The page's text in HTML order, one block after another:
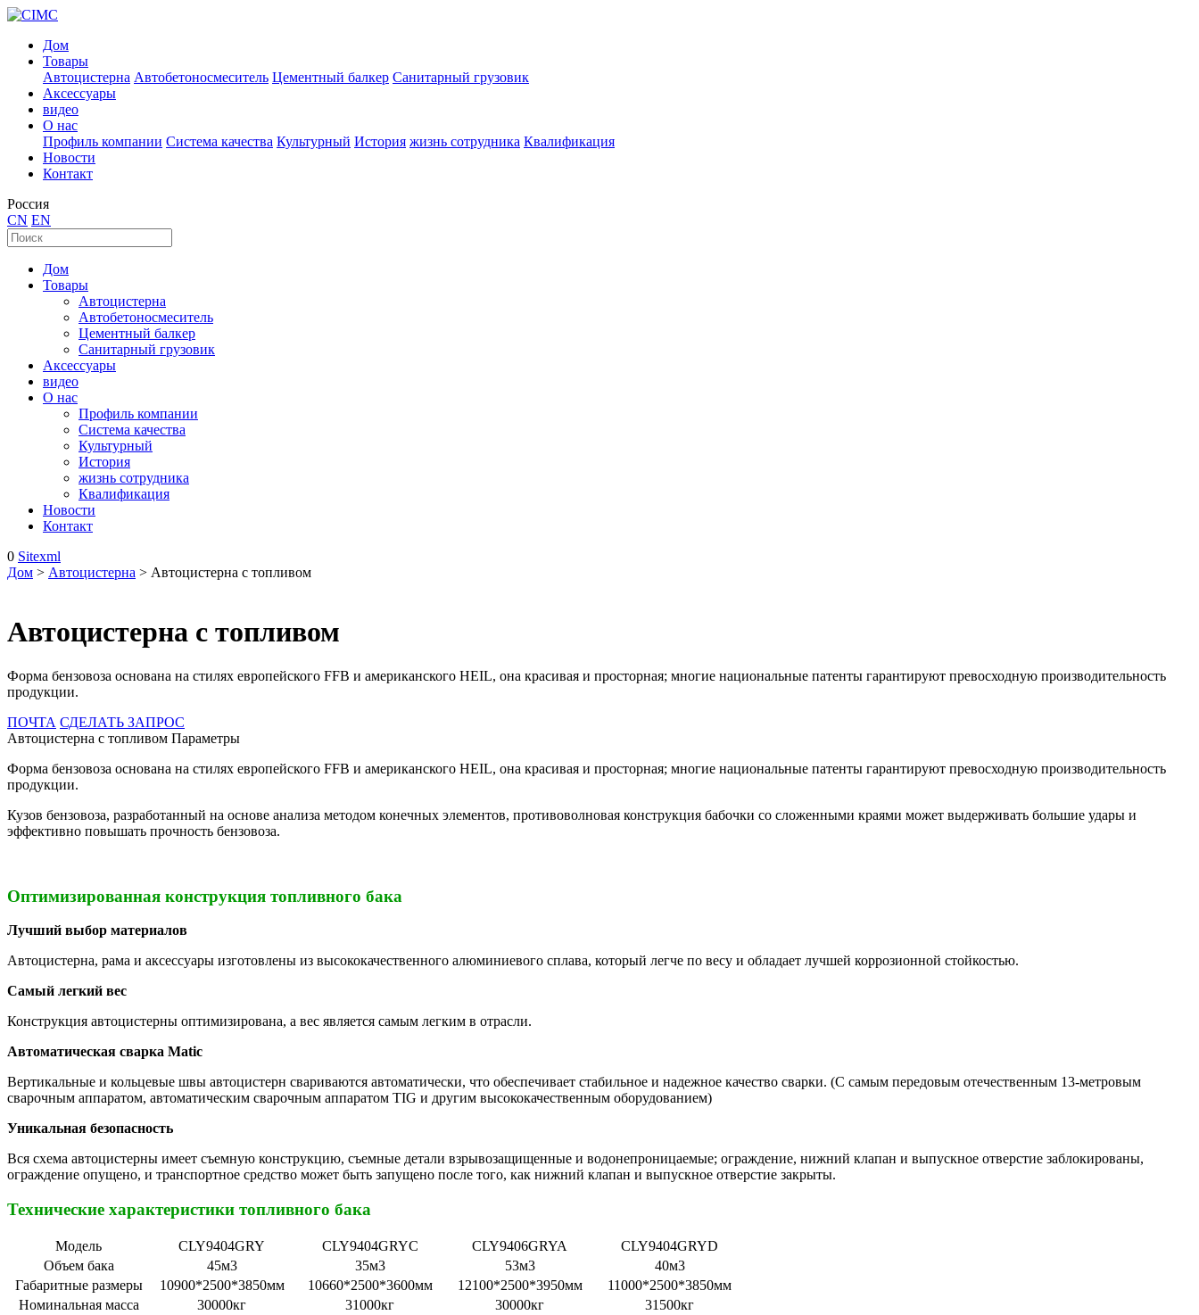
Дом
Товары
Автоцистерна Автобетоносмеситель Цементный балкер Санитарный грузовик
Аксессуары
видео
О нас
Профиль компании Система качества Культурный История жизнь сотрудника Квалификация
Новости
Контакт
Россия
CN EN
Дом
Товары
Автоцистерна
Автобетоносмеситель
Цементный балкер
Санитарный грузовик
Аксессуары
видео
О нас
Профиль компании
Система качества
Культурный
История
жизнь сотрудника
Квалификация
Новости
Контакт
0 Sitexml
Дом > Автоцистерна > Автоцистерна с топливом
Автоцистерна с топливом
Форма бензовоза основана на стилях европейского FFB и американского HEIL, она красивая и просторная; многие национальные патенты гарантируют превосходную производительность
продукции.
ПОЧТА СДЕЛАТЬ ЗАПРОС
Автоцистерна с топливом Параметры
Форма бензовоза основана на стилях европейского FFB и американского HEIL, она красивая и просторная; многие национальные патенты гарантируют превосходную производительность
продукции.
Кузов бензовоза, разработанный на основе анализа методом конечных элементов, противоволновая конструкция бабочки со сложенными краями может выдерживать большие удары и
эффективно повышать прочность бензовоза.
Оптимизированная конструкция топливного бака
Лучший выбор материалов
Автоцистерна, рама и аксессуары изготовлены из высококачественного алюминиевого сплава, который легче по весу и обладает лучшей коррозионной стойкостью.
Самый легкий вес
Конструкция автоцистерны оптимизирована, а вес является самым легким в отрасли.
Автоматическая сварка Matic
Вертикальные и кольцевые швы автоцистерн свариваются автоматически, что обеспечивает стабильное и надежное качество сварки. (С самым передовым отечественным 13-метровым
сварочным аппаратом, автоматическим сварочным аппаратом TIG и другим высококачественным оборудованием)
Уникальная безопасность
Вся схема автоцистерны имеет съемную конструкцию, съемные детали взрывозащищенные и водонепроницаемые; ограждение, нижний клапан и выпускное отверстие заблокированы,
ограждение опущено, и транспортное средство может быть запущено после того, как нижний клапан и выпускное отверстие закрыты.
Технические характеристики топливного бака
Модель CLY9404GRY CLY9404GRYC CLY9406GRYA
CLY9404GRYD
Объем бака
45м3 35м3 53м3
40м3
Габаритные размеры
10900*2500*3850мм 10660*2500*3600мм 12100*2500*3950мм
11000*2500*3850мм
Номинальная масса
30000кг 31000кг 30000кг
31500кг